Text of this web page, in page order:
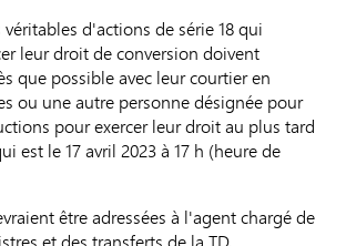
d'actions de série 18 qui
leur droit de conversion doivent
que possible avec leur courtier en
ou une autre personne désignée pour
pour exercer leur droit au plus tard
est le 17 avril 2023 à 17 h (heure de
être adressées à l'agent chargé de